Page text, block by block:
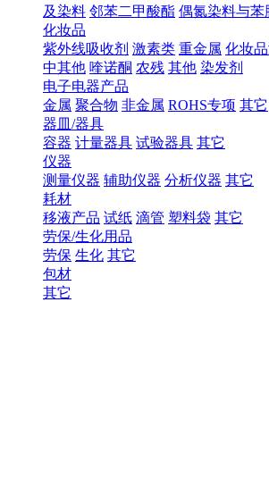
及染料 邻苯二甲酸酯 偶氮染料与苯
化妆品
紫外线吸收剂 激素类 重金属 化妆
中其他 喹诺酮 农残 其他 染发剂
电子电器产品
金属 聚合物 非金属 ROHS专项 其它
器皿/器具
容器 计量器具 试验器具 其它
仪器
测量仪器 辅助仪器 分析仪器 其它
耗材
移液产品 试纸 滴管 塑料袋 其它
劳保/生化用品
劳保 生化 其它
包材
其它